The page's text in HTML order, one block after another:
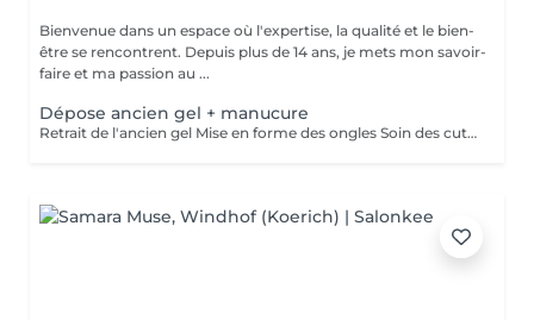
Bienvenue dans un espace où l'expertise, la qualité et le bien-
être se rencontrent. Depuis plus de 14 ans, je mets mon savoir-
faire et ma passion au ...
Dépose ancien gel + manucure
Retrait de l'ancien gel Mise en forme des ongles Soin des cuticules Manucure russe et hydratation des mains.